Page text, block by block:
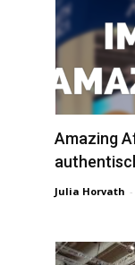
Amazing
Julia Horvath -